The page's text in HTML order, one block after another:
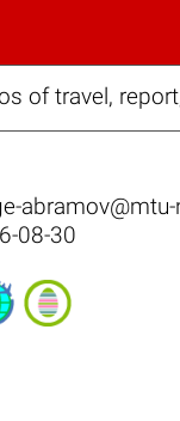
of travel,
abramov@mtu-
08-30